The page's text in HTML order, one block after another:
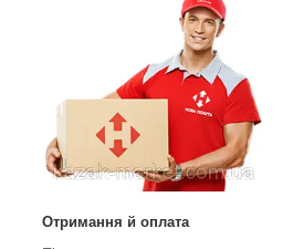
Отримання й оплата